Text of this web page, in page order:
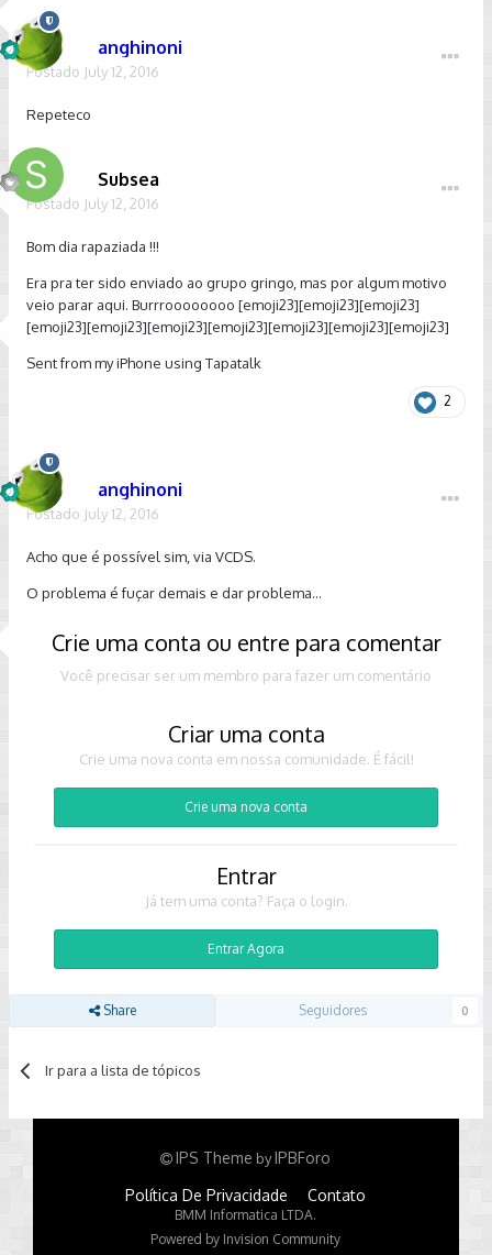
anghinoni
Postado July 12, 2016
Repeteco
Subsea
Postado July 12, 2016
Bom dia rapaziada !!!
Era pra ter sido enviado ao grupo gringo, mas por algum motivo
veio parar aqui. Burrroooooooo [emoji23][emoji23][emoji23]
[emoji23][emoji23][emoji23][emoji23][emoji23][emoji23][emoji23]
Sent from my iPhone using Tapatalk
2
anghinoni
Postado July 12, 2016
Acho que é possível sim, via VCDS.
O problema é fuçar demais e dar problema...
Crie uma conta ou entre para comentar
Você precisar ser um membro para fazer um comentário
Criar uma conta
Crie uma nova conta em nossa comunidade. É fácil!
Crie uma nova conta
Entrar
Já tem uma conta? Faça o login.
Entrar Agora
Share Seguidores 0
Ir para a lista de tópicos
IPS Theme byIPBForo
Política De Privacidade Contato
BMM Informatica LTDA.
Powered by Invision Community